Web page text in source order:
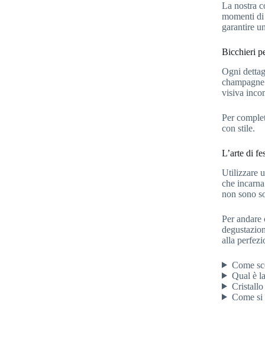
La nostra
momenti
garantire
Bicchieri
Ogni
visiva
Per
con stile.
L’arte di
Utilizzare
che
non sono
Per
alla
Come
Qual è
Cristallo
Come si